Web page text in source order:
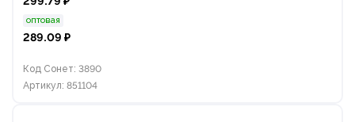
оптовая
289.09 ₽
Код Сонет: 3890
Артикул: 851104